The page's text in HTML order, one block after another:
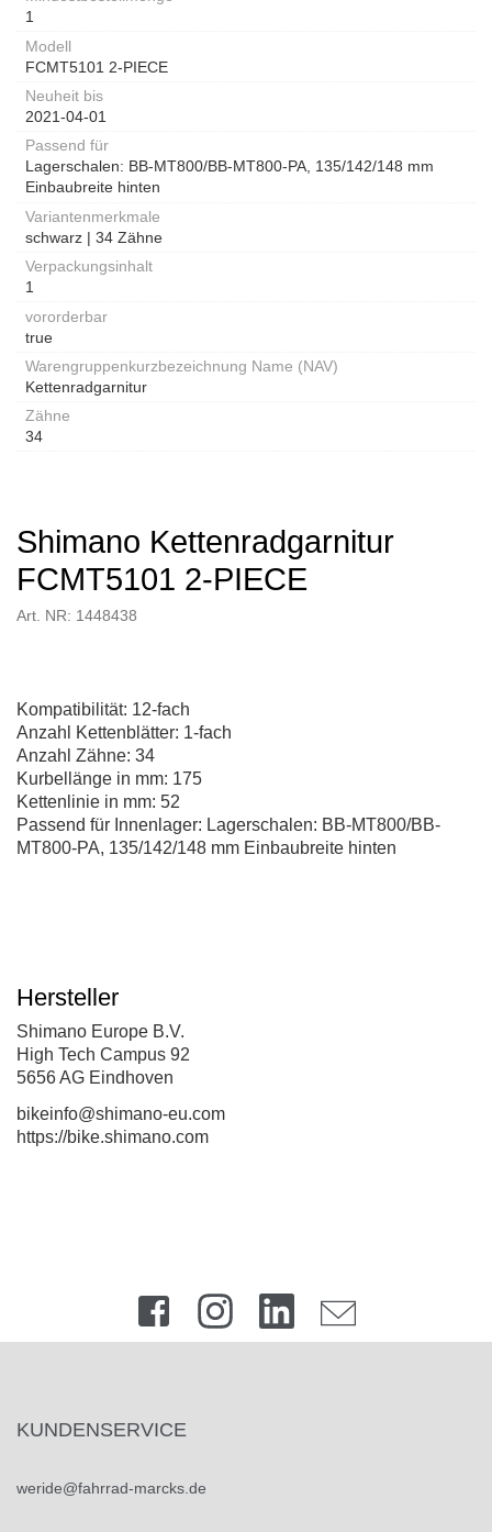
1
Modell
FCMT5101 2-PIECE
Neuheit bis
2021-04-01
Passend für
Lagerschalen: BB-MT800/BB-MT800-PA, 135/142/148 mm
Einbaubreite hinten
Variantenmerkmale
schwarz | 34 Zähne
Verpackungsinhalt
1
vororderbar
true
Warengruppenkurzbezeichnung Name (NAV)
Kettenradgarnitur
Zähne
34
Shimano Kettenradgarnitur
FCMT5101 2-PIECE
Art. NR: 1448438
Kompatibilität: 12-fach
Anzahl Kettenblätter: 1-fach
Anzahl Zähne: 34
Kurbellänge in mm: 175
Kettenlinie in mm: 52
Passend für Innenlager: Lagerschalen: BB-MT800/BB-
MT800-PA, 135/142/148 mm Einbaubreite hinten
Hersteller
Shimano Europe B.V.
High Tech Campus 92
5656 AG Eindhoven
bikeinfo@shimano-eu.com
https://bike.shimano.com
KUNDENSERVICE
weride@fahrrad-marcks.de